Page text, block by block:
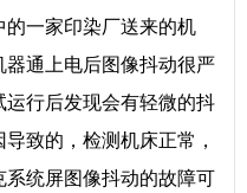
的一家印染厂送来的机
通上电后图像抖动很严
行后发现会有轻微的抖
致的，检测机床正常，
统屏图像抖动的故障可